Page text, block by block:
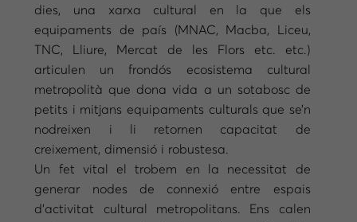
dies, una xarxa cultural en la que els
equipaments de país (MNAC, Macba, Liceu,
TNC, Lliure, Mercat de les Flors etc. etc.)
articulen un frondós ecosistema cultural
metropolità que dona vida a un sotabosc de
petits i mitjans equipaments culturals que se’n
nodreixen i li retornen capacitat de
creixement, dimensió i robustesa.
Un fet vital el trobem en la necessitat de
generar nodes de connexió entre espais
d’activitat cultural metropolitans. Ens calen